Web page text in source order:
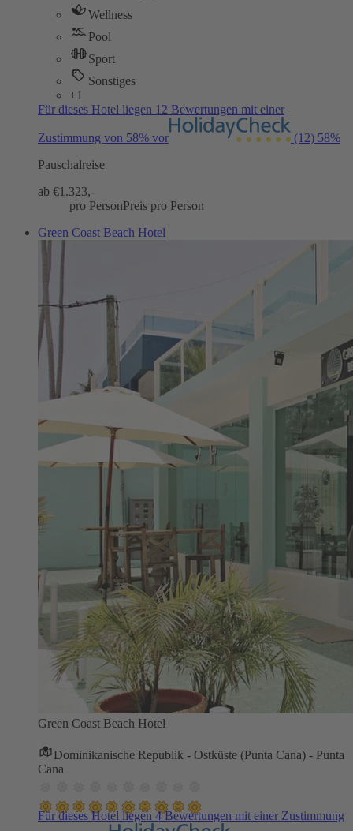
Wellness
Pool
Sport
Sonstiges
+1
Für dieses Hotel liegen 12 Bewertungen mit einer
Zustimmung von 58% vor (12) 58%
Pauschalreise
ab €1.323,-
pro PersonPreis pro Person
Green Coast Beach Hotel
Green Coast Beach Hotel
Dominikanische Republik - Ostküste (Punta Cana) - Punta
Cana
Für dieses Hotel liegen 4 Bewertungen mit einer Zustimmung